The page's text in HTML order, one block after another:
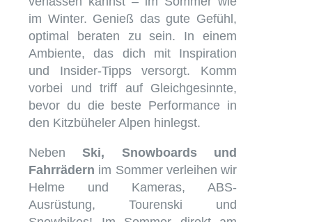
im Winter. Genieß das gute Gefühl,
optimal beraten zu sein. In einem
Ambiente, das dich mit Inspiration
und Insider-Tipps versorgt. Komm
vorbei und triff auf Gleichgesinnte,
bevor du die beste Performance in
den Kitzbüheler Alpen hinlegst.
NebenSki, Snowboards und
Fahrrädern im Sommer verleihen wir
Helme und Kameras, ABS-
Ausrüstung, Tourenski und